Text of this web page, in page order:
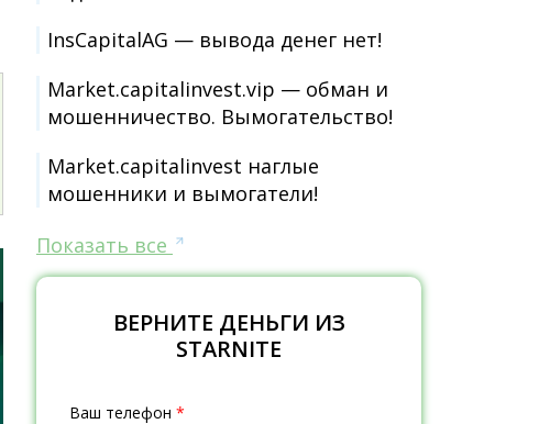
InsCapitalAG — вывода денег нет!
Market.capitalinvest.vip — обман и
мошенничество. Вымогательство!
Market.capitalinvest наглые
мошенники и вымогатели!
Показать все
ВЕРНИТЕ ДЕНЬГИ ИЗ
STARNITE
Ваш телефон *